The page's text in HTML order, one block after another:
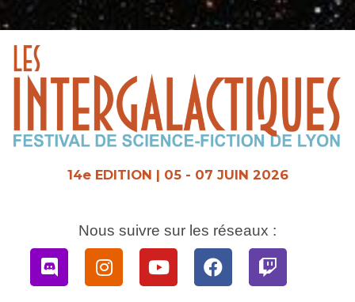
au
14e EDITION | 05 - 07 JUIN 2026
Nous suivre sur les réseaux :
DiscordInstagramYoutubeFacebookTwitch